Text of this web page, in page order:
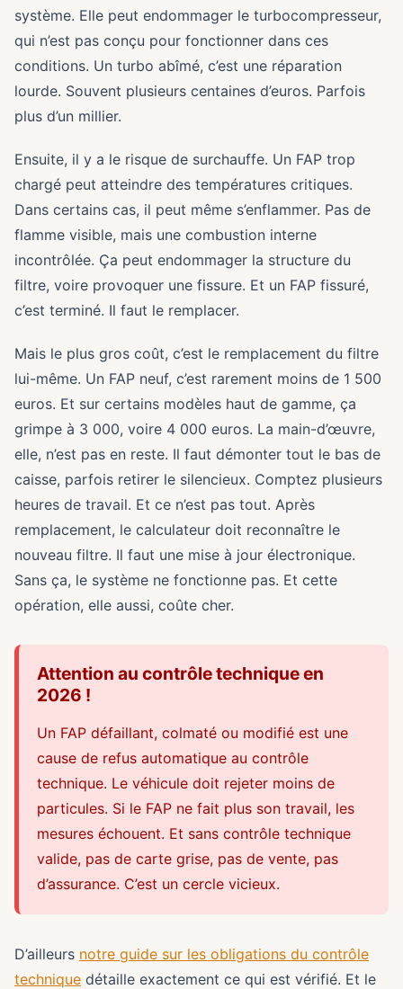
système. Elle peut endommager le turbocompresseur,
qui n’est pas conçu pour fonctionner dans ces
conditions. Un turbo abîmé, c’est une réparation
lourde. Souvent plusieurs centaines d’euros. Parfois
plus d’un millier.
Ensuite, il y a le risque de surchauffe. Un FAP trop
chargé peut atteindre des températures critiques.
Dans certains cas, il peut même s’enflammer. Pas de
flamme visible, mais une combustion interne
incontrôlée. Ça peut endommager la structure du
filtre, voire provoquer une fissure. Et un FAP fissuré,
c’est terminé. Il faut le remplacer.
Mais le plus gros coût, c’est le remplacement du filtre
lui-même. Un FAP neuf, c’est rarement moins de 1 500
euros. Et sur certains modèles haut de gamme, ça
grimpe à 3 000, voire 4 000 euros. La main-d’œuvre,
elle, n’est pas en reste. Il faut démonter tout le bas de
caisse, parfois retirer le silencieux. Comptez plusieurs
heures de travail. Et ce n’est pas tout. Après
remplacement, le calculateur doit reconnaître le
nouveau filtre. Il faut une mise à jour électronique.
Sans ça, le système ne fonctionne pas. Et cette
opération, elle aussi, coûte cher.
Attention au contrôle technique en
2026 !
Un FAP défaillant, colmaté ou modifié est une
cause de refus automatique au contrôle
technique. Le véhicule doit rejeter moins de
particules. Si le FAP ne fait plus son travail, les
mesures échouent. Et sans contrôle technique
valide, pas de carte grise, pas de vente, pas
d’assurance. C’est un cercle vicieux.
D’ailleurs notre guide sur les obligations du contrôle
technique détaille exactement ce qui est vérifié. Et le